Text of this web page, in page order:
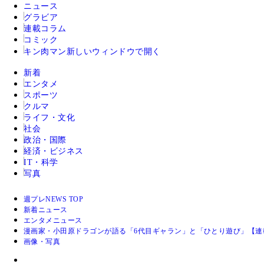
ニュース
グラビア
連載コラム
コミック
キン肉マン 新しいウィンドウで開く
新着
エンタメ
スポーツ
クルマ
ライフ・文化
社会
政治・国際
経済・ビジネス
IT・科学
写真
週プレNEWS TOP
新着ニュース
エンタメニュース
漫画家・小田原ドラゴンが語る「6代目ギャラン」と「ひとり遊び」【連
画像・写真